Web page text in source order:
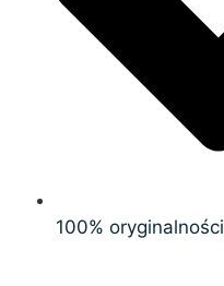
100% oryginalności